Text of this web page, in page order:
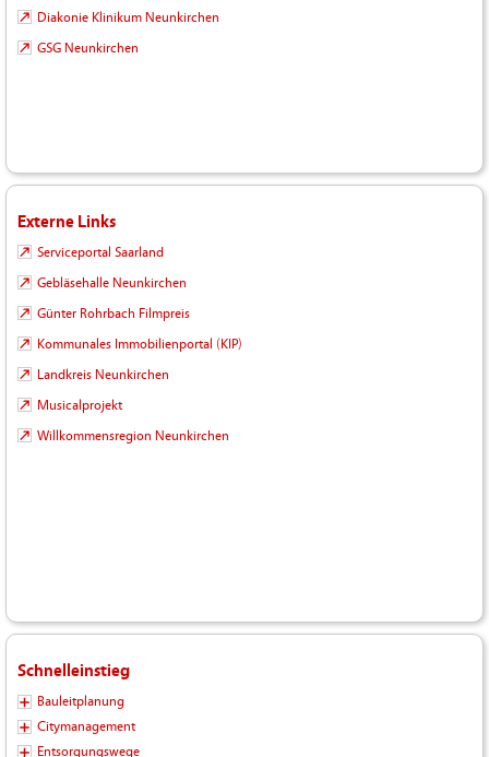
Diakonie Klinikum Neunkirchen
GSG Neunkirchen
Externe Links
Serviceportal Saarland
Gebläsehalle Neunkirchen
Günter Rohrbach Filmpreis
Kommunales Immobilienportal (KIP)
Landkreis Neunkirchen
Musicalprojekt
Willkommensregion Neunkirchen
Schnelleinstieg
Bauleitplanung
Citymanagement
Entsorgungswege